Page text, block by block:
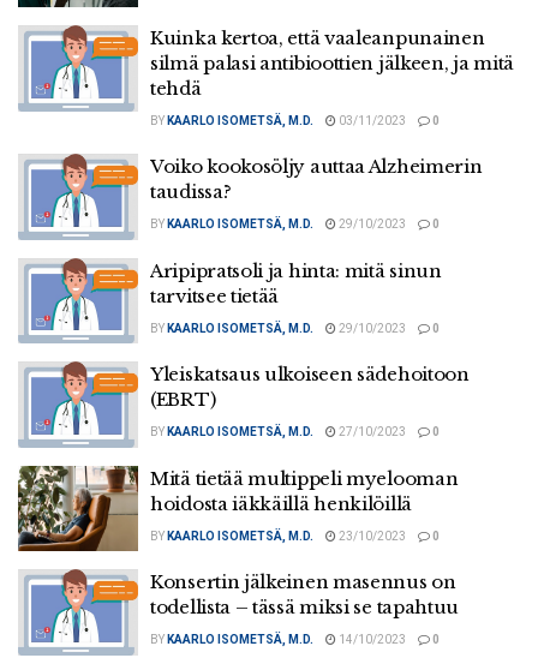
Kuinka kertoa, että vaaleanpunainen
silmä palasi antibioottien jälkeen, ja mitä
tehdä
BY KAARLO ISOMETSÄ, M.D. 03/11/2023 0
Voiko kookosöljy auttaa Alzheimerin
taudissa?
BY KAARLO ISOMETSÄ, M.D. 29/10/2023 0
Aripipratsoli ja hinta: mitä sinun
tarvitsee tietää
BY KAARLO ISOMETSÄ, M.D. 29/10/2023 0
Yleiskatsaus ulkoiseen sädehoitoon
(EBRT)
BY KAARLO ISOMETSÄ, M.D. 27/10/2023 0
Mitä tietää multippeli myelooman
hoidosta iäkkäillä henkilöillä
BY KAARLO ISOMETSÄ, M.D. 23/10/2023 0
Konsertin jälkeinen masennus on
todellista – tässä miksi se tapahtuu
BY KAARLO ISOMETSÄ, M.D. 14/10/2023 0